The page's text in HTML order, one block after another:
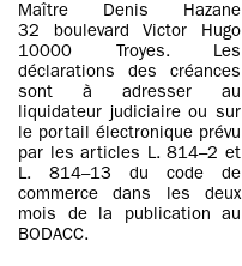
Maître Denis Hazane
32 boulevard Victor Hugo
10000 Troyes. Les
déclarations des créances
sont à adresser au
liquidateur judiciaire ou sur
le portail électronique prévu
par les articles L. 814–2 et
L. 814–13 du code de
commerce dans les deux
mois de la publication au
BODACC.